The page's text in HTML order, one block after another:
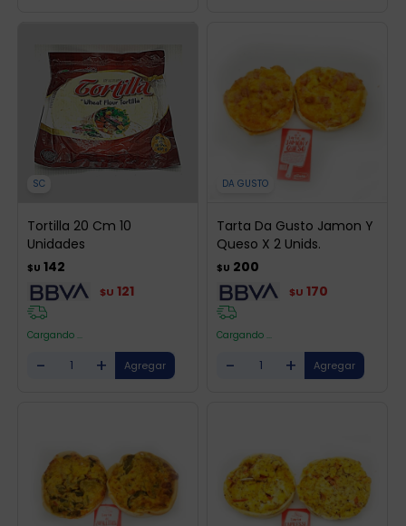
SC
Tortilla 20 Cm 10
Unidades
$U 142
$U 121
Cargando ...
- +
DA GUSTO
Tarta Da Gusto Jamon Y
Queso X 2 Unids.
$U 200
$U 170
Cargando ...
- +